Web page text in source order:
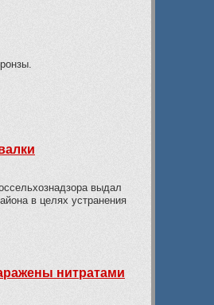
выдал
в целях устранения
нитратами